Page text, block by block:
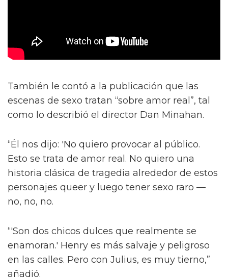
También le contó a la publicación que las
escenas de sexo tratan “sobre amor real”, tal
como lo describió el director Dan Minahan.
“Él nos dijo: 'No quiero provocar al público.
Esto se trata de amor real. No quiero una
historia clásica de tragedia alrededor de estos
personajes queer y luego tener sexo raro —
no, no, no.
“'Son dos chicos dulces que realmente se
enamoran.' Henry es más salvaje y peligroso
en las calles. Pero con Julius, es muy tierno,”
añadió.